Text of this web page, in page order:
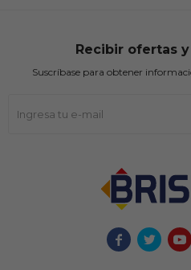
  
Recibir ofertas
Suscríbase para obtener